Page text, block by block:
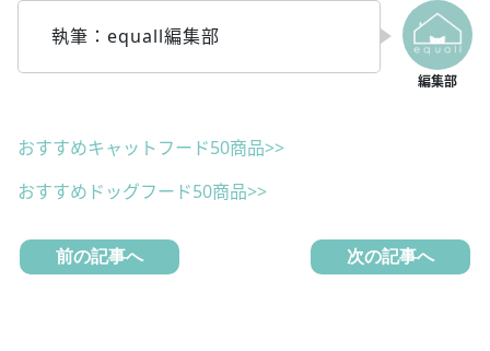
執筆：equall編集部
おすすめキャットフード50商品>>
おすすめドッグフード50商品>>
前の記事へ 次の記事へ